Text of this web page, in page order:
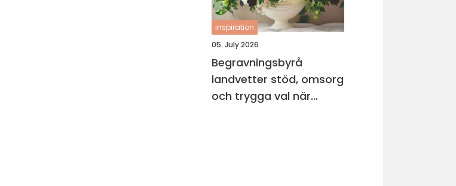
inspiration
05. July 2026
Begravningsbyrå
landvetter stöd, omsorg
och trygga val när